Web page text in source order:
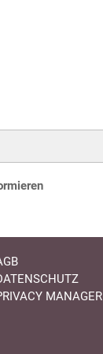
MANAGER